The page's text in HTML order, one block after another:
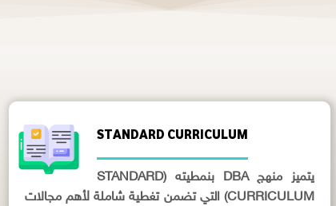
STANDARD CURRICULUM
يتميز منهج DBA بنمطيته (STANDARD
CURRICULUM) التي تضمن تغطية شاملة لأهم مجالات